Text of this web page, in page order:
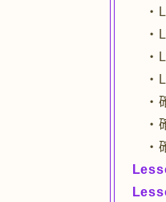
・
・
・
・
・
・
・